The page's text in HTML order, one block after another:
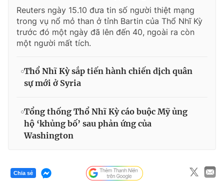
Reuters ngày 15.10 đưa tin số người thiệt mạng
trong vụ nổ mỏ than ở tỉnh Bartin của Thổ Nhĩ Kỳ
trước đó một ngày đã lên đến 40, ngoài ra còn
một người mất tích.
Thổ Nhĩ Kỳ sắp tiến hành chiến dịch quân
sự mới ở Syria
Tổng thống Thổ Nhĩ Kỳ cáo buộc Mỹ ủng
hộ ‘khủng bố’ sau phản ứng của
Washington
Chia sẻ